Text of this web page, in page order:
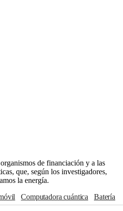
de financiación y a las
que, según los investigadores,
la energía.
computadora cuántica batería